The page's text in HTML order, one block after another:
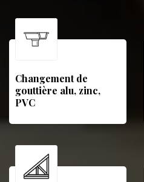
Changement de
gouttière alu, zinc,
PVC